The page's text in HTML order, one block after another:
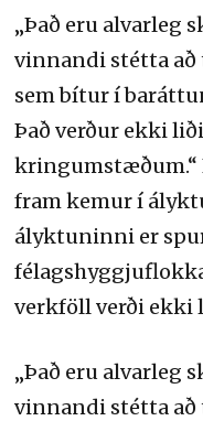
„Það eru alvarleg
vinnandi stétta að
sem bítur í
Það verður ekki
kringumstæðum.“
fram kemur í
ályktuninni er
verkföll verði ekki
„Það eru alvarleg
vinnandi stétta að